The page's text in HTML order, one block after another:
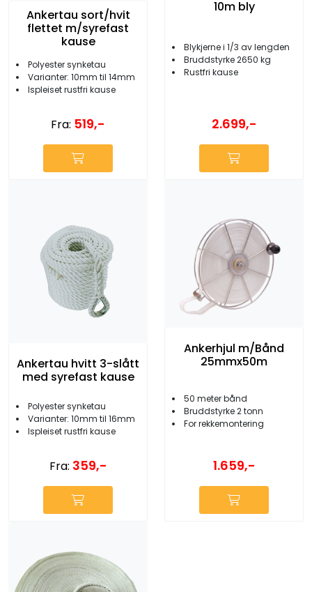
Ankertau sort/hvit
flettet m/syrefast
kause
Polyester synketau
Varianter: 10mm til 14mm
Ispleiset rustfri kause
Fra: 519,-
10m bly
Blykjerne i 1/3 av lengden
Bruddstyrke 2650 kg
Rustfri kause
2.699,-
Ankertau hvitt 3-slått
med syrefast kause
Polyester synketau
Varianter: 10mm til 16mm
Ispleiset rustfri kause
Fra: 359,-
Ankerhjul m/Bånd
25mmx50m
50 meter bånd
Bruddstyrke 2 tonn
For rekkemontering
1.659,-